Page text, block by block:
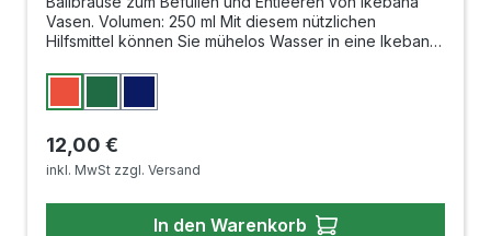
Vasen. Volumen: 250 ml Mit diesem nützlichen
Hilfsmittel können Sie mühelos Wasser in eine Ikebana-
austauschen. Ball mit ca. 15,5 cm langem Röhrchen
Farbe auswählen
TerraGrünBlau
Regulärer Preis:
12,00 €
inkl. MwSt zzgl. Versand
In den Warenkorb